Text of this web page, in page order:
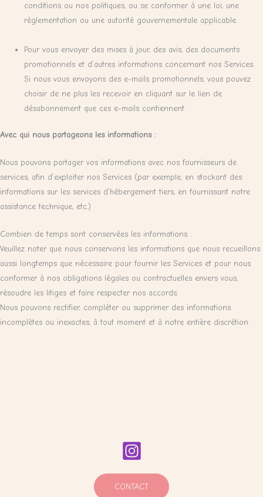
conditions ou nos politiques, ou se conformer à une loi, une
réglementation ou une autorité gouvernementale applicable.
Pour vous envoyer des mises à jour, des avis, des documents
promotionnels et d’autres informations concernant nos Services.
Si nous vous envoyons des e-mails promotionnels, vous pouvez
choisir de ne plus les recevoir en cliquant sur le lien de
désabonnement que ces e-mails contiennent.
Avec qui nous partageons les informations :
Nous pouvons partager vos informations avec nos fournisseurs de
services, afin d’exploiter nos Services (par exemple, en stockant des
informations sur les services d’hébergement tiers, en fournissant notre
assistance technique, etc.)
Combien de temps sont conservées les informations :
Veuillez noter que nous conservons les informations que nous recueillons
aussi longtemps que nécessaire pour fournir les Services et pour nous
conformer à nos obligations légales ou contractuelles envers vous,
résoudre les litiges et faire respecter nos accords.
Nous pouvons rectifier, compléter ou supprimer des informations
incomplètes ou inexactes, à tout moment et à notre entière discrétion.
CONTACT